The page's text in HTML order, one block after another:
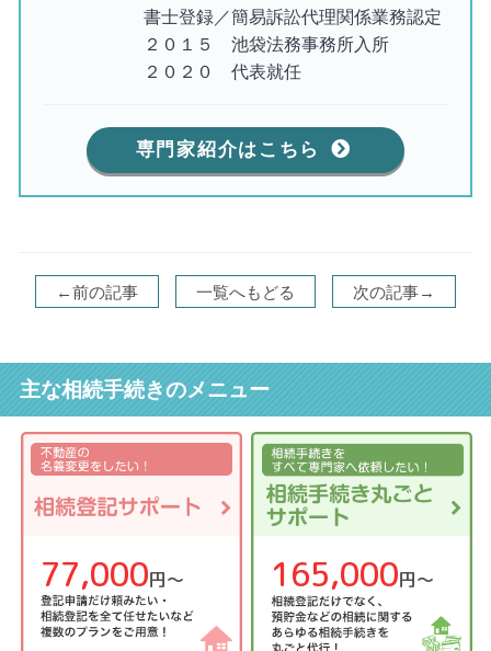
書士登録／簡易訴訟代理関係業務認定
２０１５ 池袋法務事務所入所
２０２０ 代表就任
専門家紹介はこちら
←前の記事 一覧へもどる 次の記事→
主な相続手続きのメニュー
77,000円〜 165,000円〜